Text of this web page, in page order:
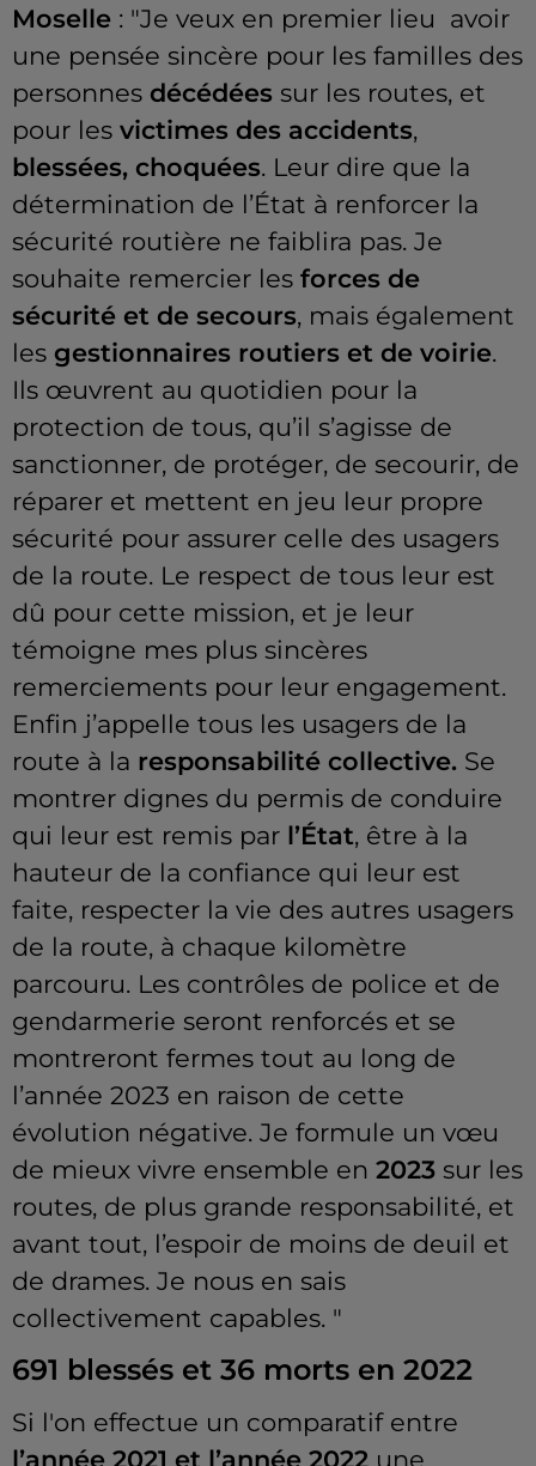
Moselle : "Je veux en premier lieu avoir
une pensée sincère pour les familles des
personnes décédées sur les routes, et
pour les victimes des accidents,
blessées, choquées. Leur dire que la
détermination de l’État à renforcer la
sécurité routière ne faiblira pas. Je
souhaite remercier les forces de
sécurité et de secours, mais également
les gestionnaires routiers et de voirie.
Ils œuvrent au quotidien pour la
protection de tous, qu’il s’agisse de
sanctionner, de protéger, de secourir, de
réparer et mettent en jeu leur propre
sécurité pour assurer celle des usagers
de la route. Le respect de tous leur est
dû pour cette mission, et je leur
témoigne mes plus sincères
remerciements pour leur engagement.
Enfin j’appelle tous les usagers de la
route à la responsabilité collective. Se
montrer dignes du permis de conduire
qui leur est remis par l’État, être à la
hauteur de la confiance qui leur est
faite, respecter la vie des autres usagers
de la route, à chaque kilomètre
parcouru. Les contrôles de police et de
gendarmerie seront renforcés et se
montreront fermes tout au long de
l’année 2023 en raison de cette
évolution négative. Je formule un vœu
de mieux vivre ensemble en 2023 sur les
routes, de plus grande responsabilité, et
avant tout, l’espoir de moins de deuil et
de drames. Je nous en sais
collectivement capables. "
691 blessés et 36 morts en 2022
Si l'on effectue un comparatif entre
l’année 2021 et l’année 2022 une